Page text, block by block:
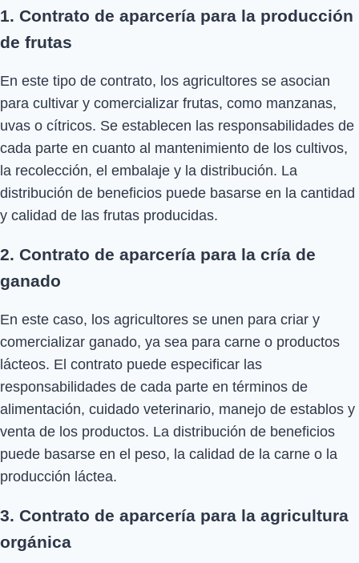
1. Contrato de aparcería para la producción
de frutas
En este tipo de contrato, los agricultores se asocian
para cultivar y comercializar frutas, como manzanas,
uvas o cítricos. Se establecen las responsabilidades de
cada parte en cuanto al mantenimiento de los cultivos,
la recolección, el embalaje y la distribución. La
distribución de beneficios puede basarse en la cantidad
y calidad de las frutas producidas.
2. Contrato de aparcería para la cría de
ganado
En este caso, los agricultores se unen para criar y
comercializar ganado, ya sea para carne o productos
lácteos. El contrato puede especificar las
responsabilidades de cada parte en términos de
alimentación, cuidado veterinario, manejo de establos y
venta de los productos. La distribución de beneficios
puede basarse en el peso, la calidad de la carne o la
producción láctea.
3. Contrato de aparcería para la agricultura
orgánica